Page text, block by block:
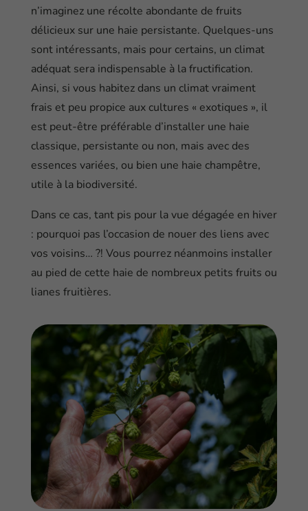
n’imaginez une récolte abondante de fruits
délicieux sur une haie persistante. Quelques-uns
sont intéressants, mais pour certains, un climat
adéquat sera indispensable à la fructification.
Ainsi, si vous habitez dans un climat vraiment
frais et peu propice aux cultures « exotiques », il
est peut-être préférable d’installer une haie
classique, persistante ou non, mais avec des
essences variées, ou bien une haie champêtre,
utile à la biodiversité.
Dans ce cas, tant pis pour la vue dégagée en hiver
: pourquoi pas l’occasion de nouer des liens avec
vos voisins… ?! Vous pourrez néanmoins installer
au pied de cette haie de nombreux petits fruits ou
lianes fruitières.